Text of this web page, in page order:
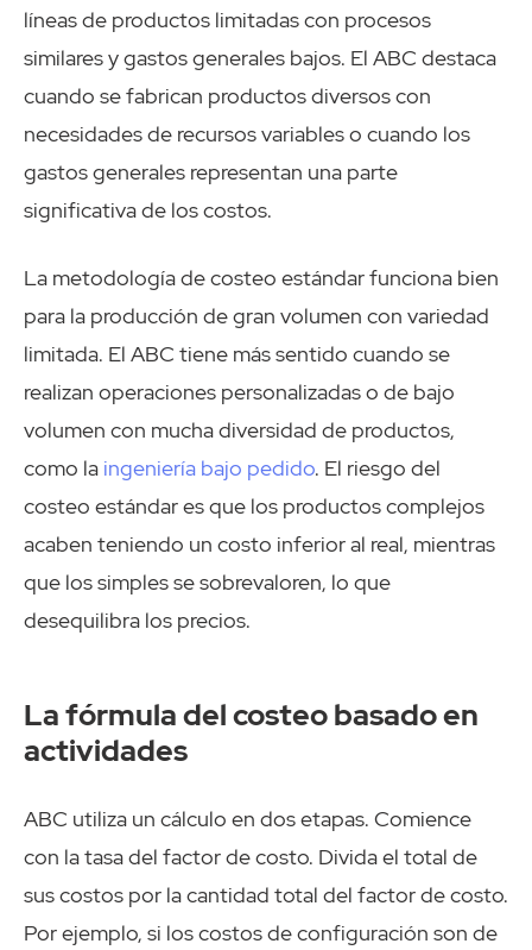
líneas de productos limitadas con procesos
similares y gastos generales bajos. El ABC destaca
cuando se fabrican productos diversos con
necesidades de recursos variables o cuando los
gastos generales representan una parte
significativa de los costos.
La metodología de costeo estándar funciona bien
para la producción de gran volumen con variedad
limitada. El ABC tiene más sentido cuando se
realizan operaciones personalizadas o de bajo
volumen con mucha diversidad de productos,
como la ingeniería bajo pedido. El riesgo del
costeo estándar es que los productos complejos
acaben teniendo un costo inferior al real, mientras
que los simples se sobrevaloren, lo que
desequilibra los precios.
La fórmula del costeo basado en
actividades
ABC utiliza un cálculo en dos etapas. Comience
con la tasa del factor de costo. Divida el total de
sus costos por la cantidad total del factor de costo.
Por ejemplo, si los costos de configuración son de